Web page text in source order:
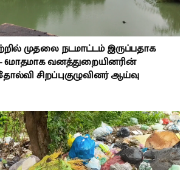
முதலை நடமாட்டம் இருப்பதாக
6மாதமாக வனத்துறையினரின்
சிறப்புகுழுவினர் ஆய்வு